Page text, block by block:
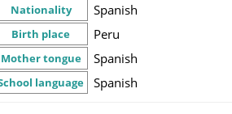
Nationality Spanish
Birth place Peru
Mother tongue Spanish
language Spanish